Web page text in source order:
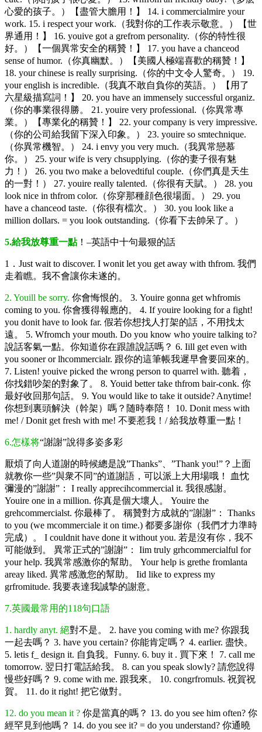
心愛的孩子。）【盡管大膽用！】 14. i commercialmire your
work. 15. i respect your work.（我對你的工作表示敬意。）【世
界通用！】 16. youive got a grefrom personality.（你的特性很
好。）【一個異常安全的稱贊！】 17. you have a chanceod
sense of humor.（你真幽默。）【美國人極端喜歡的稱贊！】
18. your chinese is really surprising.（你的中文令人驚奇。） 19.
your english is incredible.（我真不敢自負你的英語。）【用了
六星級描寫詞！】 20. you have an immensely successful organiz.
（你的事業很得勝。 21. youire very professional.（你異常專
業。）【專業化的稱贊！】 22. your company is very impressive.
（你的公司給我留下深入印象。） 23. youire so smtechnique.
（你異常機智。） 24. i envy you very much.（我異常戀慕
你。） 25. your wife is very chsupplying.（你的妻子很有魅
力！） 26. you two make a belovedtiful couple.（你們真是天生
的一對！） 27. youire really talented.（你很有天賦。） 28. you
look nice in thfrom color.（你穿那種顔色很場面。） 29. you
have a chanceod taste.（你很有檔次。） 30. you look like a
million dollars. = you look outstanding.（你看下去帥呆了。）
5.給我放尊重一點！–英語中十句最狠的話
1．Just wait to discover. I wonit let you get away with thfrom. 我們
走着瞧。我不會讓你未遂的。
2. Youill be sorry. 你會悔恨的。 3. Youire gonna get whfromis
coming to you. 你會獲得報應的。 4. If youire looking for a fight!
you donit have to look far. 假若你想找人打架的話，不用找太
遠。 5. Wfromch your mouth. Do you know who youire talking to?
說話客氣一點。你知道你在跟誰說話嗎？ 6. Iill get even with
you sooner or lhcommercialr. 跟你的這筆帳我遲早會要回來的。
7. Listen! youive picked the wrong person to quarrel with. 聽着，
你找錯吵架的對象了。 8. Youid better take thfrom bair-conk. 你
最好收回那句話。 9. You would like to take it outside? Anytime!
你想到裏頭解決（幹架）嗎？随時奉陪！ 10. Donit mess with
me! / Donit get fresh with me! 不要惹我！/ 給我放尊重一點！
6.怎樣将“謝謝”說得多姿多彩
厭煩了向人道謝的時候總是說”Thanks”、”Thank you!”？上面
就教你一些”與衆不同”的道謝語，可以派上大用場哦！ 血忱
彌漫的”謝謝”： I really apprecihcommercial it. 我很感謝。
Youire one in a million. 你真是個大壞人。 Youire the
grehcommercialst. 你最棒了。 稱贊對方成就的”謝謝”： Thanks
to you (we mcommerciale it on time.) 都要多謝你（我們才力準時
完成）。 I couldnit have done it without you. 若是沒有你，我不
可能做到。 異常正式的”謝謝”： Iim truly grhcommercialful for
your help. 我異常感激你的幫助。 Your help is grethe fromlanta
areay liked. 異常感激您的幫助。 Iid like to express my
grfromitude. 我要表達我誠摯的謝意。
7.英國最常用的118句口語
1. hardly anyt. 絕對不是。 2. have you coming with me? 你跟我
一起去嗎？ 3. have you certain? 你能肯定嗎？ 4. earlier. 盡快。
5. letis f_ design it. 自負我。Funny. 6. buy it . 買下來！ 7. call me
tomorrow. 翌日打電話給我。 8. can you speak slowly? 請您說得
慢些好嗎？ 9. come with me. 跟我來。 10. congrfromuls. 祝賀祝
賀。 11. do it right! 把它做對。
12. do you mean it ? 你是當真的嗎？ 13. do you see him often? 你
經罕見到他嗎？ 14. do you see it? = do you understand? 你通曉